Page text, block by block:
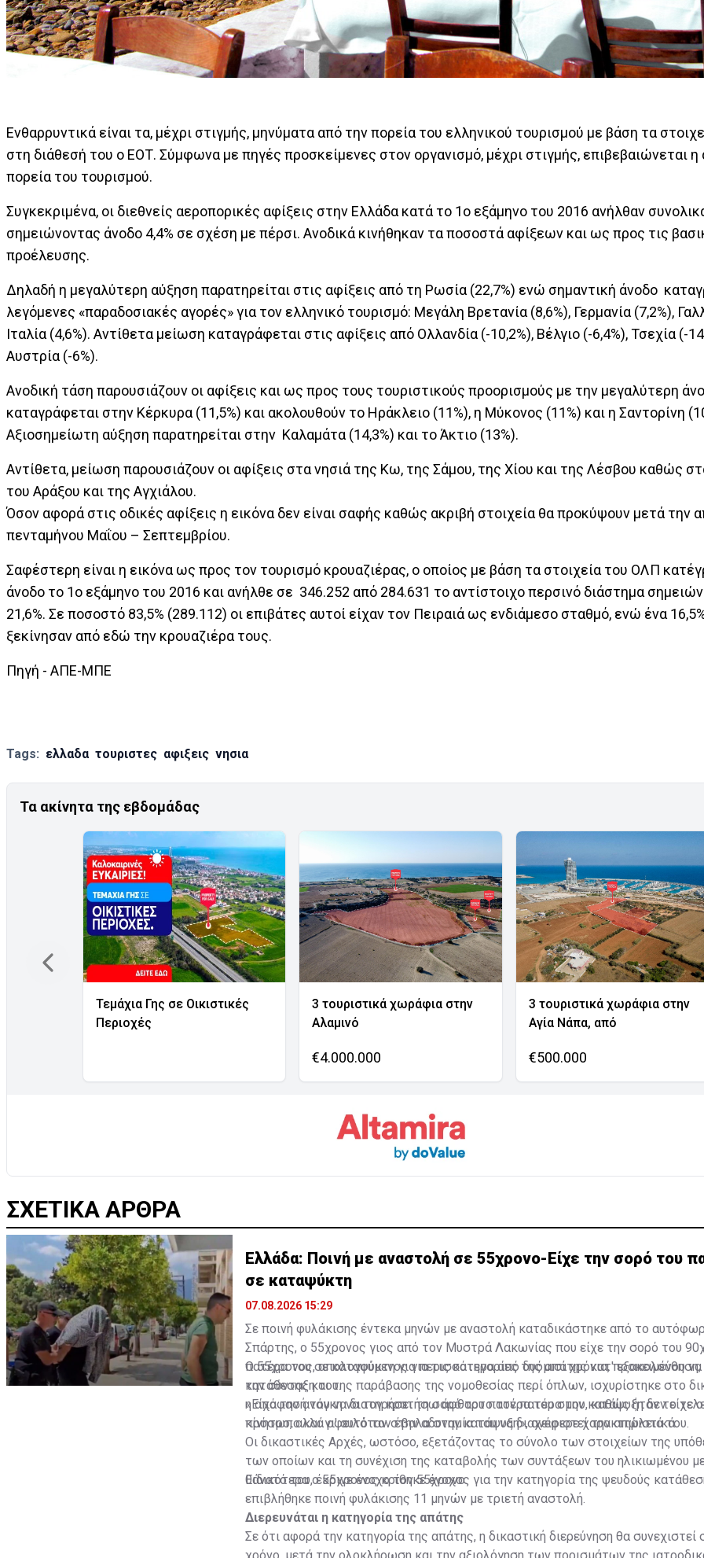
Ενθαρρυντικά είναι τα, μέχρι στιγμής, μηνύματα από την πορεία του ελληνικού τουρισμού με βάση τα
στη διάθεσή του ο ΕΟΤ. Σύμφωνα με πηγές προσκείμενες στον οργανισμό, μέχρι στιγμής, επιβεβαιώνεται η
πορεία του τουρισμού.
Συγκεκριμένα, οι διεθνείς αεροπορικές αφίξεις στην Ελλάδα κατά το 1ο εξάμηνο του 2016 ανήλθαν
σημειώνοντας άνοδο 4,4% σε σχέση με πέρσι. Ανοδικά κινήθηκαν τα ποσοστά αφίξεων και ως προς τις
προέλευσης.
Δηλαδή η μεγαλύτερη αύξηση παρατηρείται στις αφίξεις από τη Ρωσία (22,7%) ενώ σημαντική άνοδο
λεγόμενες «παραδοσιακές αγορές» για τον ελληνικό τουρισμό: Μεγάλη Βρετανία (8,6%), Γερμανία (7,2%),
Ιταλία (4,6%). Αντίθετα μείωση καταγράφεται στις αφίξεις από Ολλανδία (-10,2%), Βέλγιο (-6,4%), Τσεχία (-
Αυστρία (-6%).
Ανοδική τάση παρουσιάζουν οι αφίξεις και ως προς τους τουριστικούς προορισμούς με την μεγαλύτερη
καταγράφεται στην Κέρκυρα (11,5%) και ακολουθούν το Ηράκλειο (11%), η Μύκονος (11%) και η Σαντορίνη
Αξιοσημείωτη αύξηση παρατηρείται στην Καλαμάτα (14,3%) και το Άκτιο (13%).
Αντίθετα, μείωση παρουσιάζουν οι αφίξεις στα νησιά της Κω, της Σάμου, της Χίου και της Λέσβου καθώς
του Αράξου και της Αγχιάλου.
Όσον αφορά στις οδικές αφίξεις η εικόνα δεν είναι σαφής καθώς ακριβή στοιχεία θα προκύψουν μετά την
πενταμήνου Μαΐου – Σεπτεμβρίου.
Σαφέστερη είναι η εικόνα ως προς τον τουρισμό κρουαζιέρας, ο οποίος με βάση τα στοιχεία του ΟΛΠ
άνοδο το 1ο εξάμηνο του 2016 και ανήλθε σε 346.252 από 284.631 το αντίστοιχο περσινό διάστημα
21,6%. Σε ποσοστό 83,5% (289.112) οι επιβάτες αυτοί είχαν τον Πειραιά ως ενδιάμεσο σταθμό, ενώ ένα
ξεκίνησαν από εδώ την κρουαζιέρα τους.
Πηγή - ΑΠΕ-ΜΠΕ
Tags: ελλαδα τουριστες αφιξεις νησια
Τα ακίνητα της εβδομάδας
Τεμάχια Γης σε Οικιστικές
Περιοχές
3 τουριστικά χωράφια στην
Αλαμινό
€4.000.000
3 τουριστικά χωράφια στην
Αγία Νάπα, από
€500.000
ΣΧΕΤΙΚΑ ΑΡΘΡΑ
Ελλάδα: Ποινή με αναστολή σε 55χρονο-Είχε την σορό του
σε καταψύκτη
07.08.2026 15:29
Σε ποινή φυλάκισης έντεκα μηνών με αναστολή καταδικάστηκε από το
Σπάρτης, ο 55χρονος γιος από τον Μυστρά Λακωνίας που είχε την σορό του
πατέρα του σε καταψύκτη για περισσότερα από δυόμισι χρόνια, προκειμένου να
την σύνταξη του.
Ο 55χρονος, απολογούμενος για τις κατηγορίες της απάτης κατ'
κατάθεσης και της παράβασης της νομοθεσίας περί όπλων, ισχυρίστηκε στο
η απόφασή του να διατηρήσει τη σορό του πατέρα του στην κατάψυξη δεν είχε
κίνητρο, αλλά οφειλόταν στην αδυναμία του να διαχειριστεί την απώλειά του.
«Είχα την ανάγκη να τον κρατήσω άφθαρτο τον πατέρα μου, καθώς ήταν το
πρόσωπο και γι' αυτό τον έβαλα στην κατάψυξη», ανέφερε χαρακτηριστικά.
Οι δικαστικές Αρχές, ωστόσο, εξετάζοντας το σύνολο των στοιχείων της
των οποίων και τη συνέχιση της καταβολής των συντάξεων του ηλικιωμένου
θάνατό του, έκρινε ένοχο τον 55χρονο.
Ειδικότερα ο 55χρονος κρίθηκε ένοχος για την κατηγορία της ψευδούς
επιβλήθηκε ποινή φυλάκισης 11 μηνών με τριετή αναστολή.
Διερευνάται η κατηγορία της απάτης
Σε ότι αφορά την κατηγορία της απάτης, η δικαστική διερεύνηση θα συνεχιστεί
χρόνο, μετά την ολοκλήρωση και την αξιολόγηση των πορισμάτων της